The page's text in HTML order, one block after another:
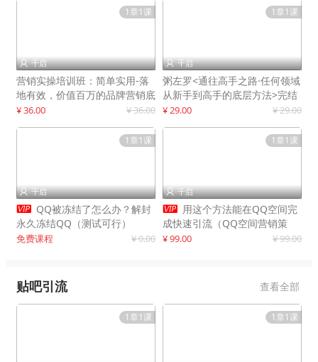
1章1课
 千启
营销实操培训班：简单实用-落
地有效，价值百万的品牌营销底
层逻辑
¥ 36.00 ¥ 36.00
1章1课
 千启
粥左罗<通往高手之路·任何领域
从新手到高手的底层方法>完结
¥ 29.00 ¥ 29.00
1章1课
 千启
 QQ被冻结了怎么办？解封
永久冻结QQ（测试可行）
免费课程 ¥ 0.00
1章1课
 千启
 用这个方法能在QQ空间完
成快速引流（QQ空间营销策
略）
¥ 99.00 ¥ 99.00
贴吧引流 查看全部
1章1课 1章1课